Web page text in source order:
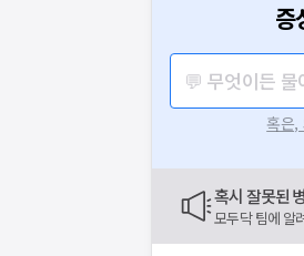
증
💬 무엇이든 물
혹은,
혹시 잘못된
모두닥 팀에 알